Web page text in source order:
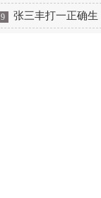
意思
点 属羊水瓶座男生性格
9 张三丰打一正确生